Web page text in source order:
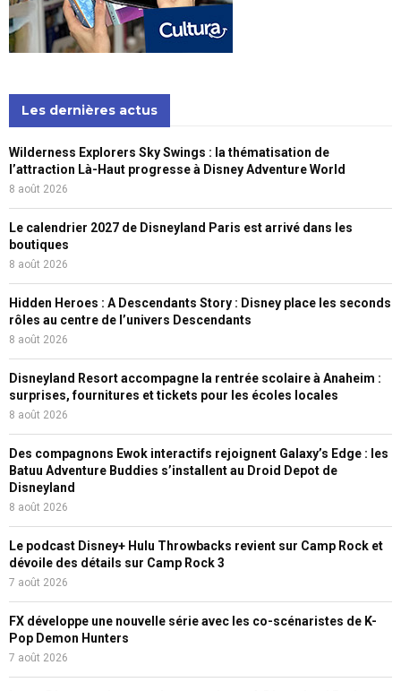
Les dernières actus
Wilderness Explorers Sky Swings : la thématisation de
l’attraction Là-Haut progresse à Disney Adventure World
8 août 2026
Le calendrier 2027 de Disneyland Paris est arrivé dans les
boutiques
8 août 2026
Hidden Heroes : A Descendants Story : Disney place les seconds
rôles au centre de l’univers Descendants
8 août 2026
Disneyland Resort accompagne la rentrée scolaire à Anaheim :
surprises, fournitures et tickets pour les écoles locales
8 août 2026
Des compagnons Ewok interactifs rejoignent Galaxy’s Edge : les
Batuu Adventure Buddies s’installent au Droid Depot de
Disneyland
8 août 2026
Le podcast Disney+ Hulu Throwbacks revient sur Camp Rock et
dévoile des détails sur Camp Rock 3
7 août 2026
FX développe une nouvelle série avec les co-scénaristes de K-
Pop Demon Hunters
7 août 2026